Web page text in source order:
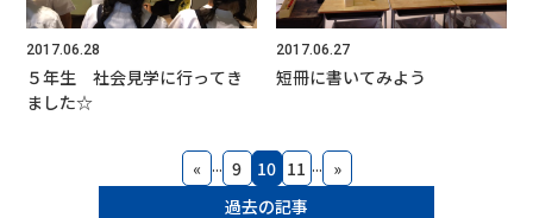
2017.06.28
５年生 社会見学に行ってき
ました☆
2017.06.27
短冊に書いてみよう
« ... 9 10 11 ... »
過去の記事